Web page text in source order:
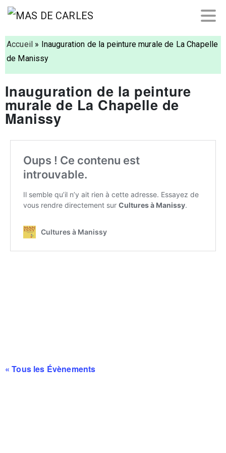
Accueil » Inauguration de la peinture murale de La Chapelle
de Manissy
Inauguration de la peinture
murale de La Chapelle de
Manissy
« Tous les Évènements